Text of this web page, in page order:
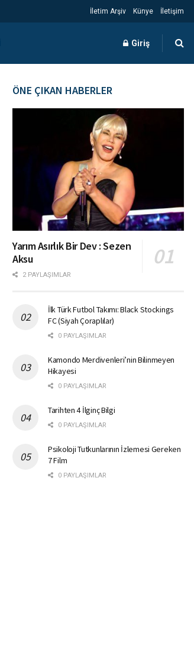
İletim Arşiv Künye İletişim
Giriş
ÖNE ÇIKAN HABERLER
Yarım Asırlık Bir Dev : Sezen
Aksu
2 PAYLAŞIMLAR
İlk Türk Futbol Takımı: Black Stockings
FC (Siyah Çoraplılar)
0 PAYLAŞIMLAR
Kamondo Merdivenleri’nin Bilinmeyen
Hikayesi
0 PAYLAŞIMLAR
Tarihten 4 İlginç Bilgi
0 PAYLAŞIMLAR
Psikoloji Tutkunlarının İzlemesi Gereken
7 Film
0 PAYLAŞIMLAR